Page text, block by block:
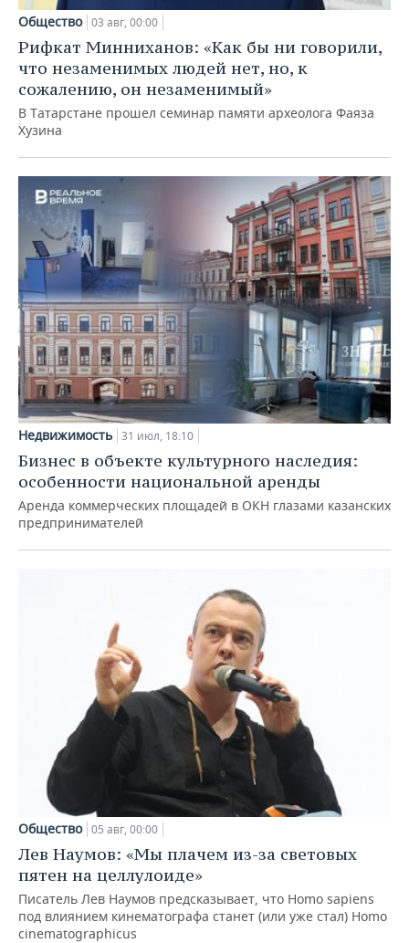
Общество 03 авг, 00:00
Рифкат Минниханов: «Как бы ни говорили,
что незаменимых людей нет, но, к
сожалению, он незаменимый»
В Татарстане прошел семинар памяти археолога Фаяза
Хузина
Недвижимость 31 июл, 18:10
Бизнес в объекте культурного наследия:
особенности национальной аренды
Аренда коммерческих площадей в ОКН глазами казанских
предпринимателей
Общество 05 авг, 00:00
Лев Наумов: «Мы плачем из-за световых
пятен на целлулоиде»
Писатель Лев Наумов предсказывает, что Homo sapiens
под влиянием кинематографа станет (или уже стал) Homo
cinematographicus